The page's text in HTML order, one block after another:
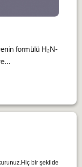
formülü H₂N-
bir şekilde